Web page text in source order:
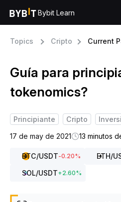
Bybit Learn
Topics Cripto Current
Guía para
tokenomics?
Principiante Cripto
17 de may de 2021
13 minutos
BTC/USDT-0.20% ETH/
SOL/USDT+2.60%